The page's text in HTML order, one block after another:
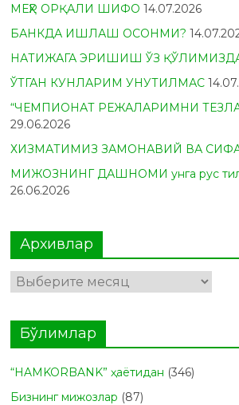
МЕҲР ОРҚАЛИ ШИФО 14.07.2026
БАНКДА ИШЛАШ ОСОНМИ?
НАТИЖАГА ЭРИШИШ ЎЗ
ЎТГАН КУНЛАРИМ УНУТИЛМАС
“ЧЕМПИОНАТ РЕЖАЛАРИМНИ
29.06.2026
ХИЗМАТИМИЗ ЗАМОНАВИЙ ВА
МИЖОЗНИНГ ДАШНОМИ унга рус
26.06.2026
Архивлар
Архивлар
Бўлимлар
“HAMKORBANK” ҳаётидан (346)
Бизнинг мижозлар (87)